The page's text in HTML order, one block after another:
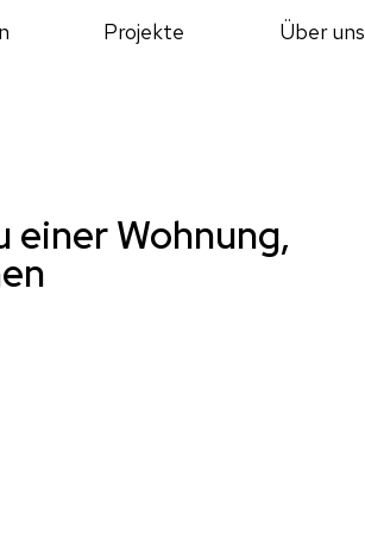
Projekte Über uns
einer Wohnung,